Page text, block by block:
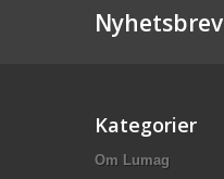
Nyhetsbrev
Kategorier
Om Lumag